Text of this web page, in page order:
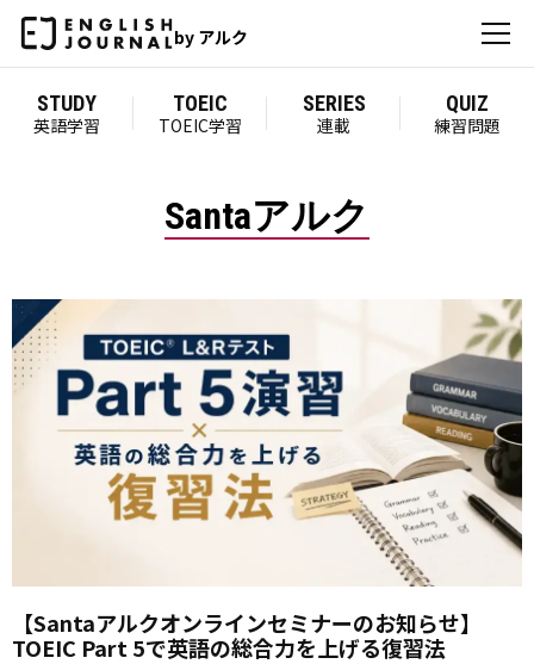
by アルク
STUDY
英語学習
TOEIC
TOEIC学習
SERIES
連載
QUIZ
練習問題
Santaアルク
【Santaアルクオンラインセミナーのお知らせ】
TOEIC Part 5で英語の総合力を上げる復習法